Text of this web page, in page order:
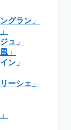
グラン」
ュ」
」
ン」
ーシェ」